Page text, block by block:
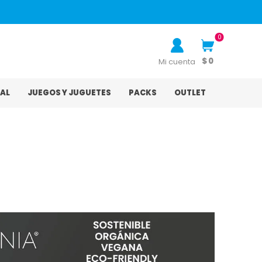
Mi cuenta
0
$ 0
JUEGOS Y JUGUETES PACKS OUTLET